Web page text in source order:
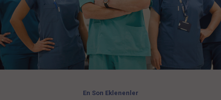
En Son Eklenenler